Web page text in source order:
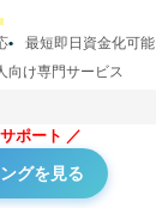
最短即日資金化可能
向け専門サービス
ポート
グを見る